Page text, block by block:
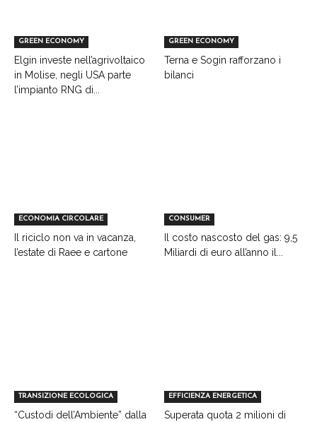
GREEN ECONOMY
Elgin investe nell’agrivoltaico
in Molise, negli USA parte
l’impianto RNG di...
GREEN ECONOMY
Terna e Sogin rafforzano i
bilanci
ECONOMIA CIRCOLARE
Il riciclo non va in vacanza,
l’estate di Raee e cartone
CONSUMER
Il costo nascosto del gas: 9,5
Miliardi di euro all’anno il...
TRANSIZIONE ECOLOGICA
“Custodi dell’Ambiente” dalla
EFFICIENZA ENERGETICA
Superata quota 2 milioni di